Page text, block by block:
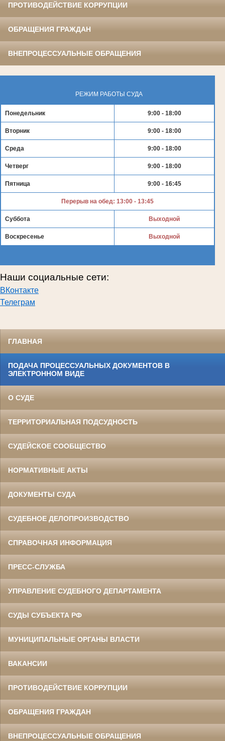
ПРОТИВОДЕЙСТВИЕ КОРРУПЦИИ
ОБРАЩЕНИЯ ГРАЖДАН
ВНЕПРОЦЕССУАЛЬНЫЕ ОБРАЩЕНИЯ
РЕЖИМ РАБОТЫ СУДА
Понедельник 9:00 - 18:00
Вторник 9:00 - 18:00
Среда 9:00 - 18:00
Четверг 9:00 - 18:00
Пятница 9:00 - 16:45
Перерыв на обед: 13:00 - 13:45
Суббота Выходной
Воскресенье Выходной
Наши социальные сети:
ВКонтакте
Телеграм
ГЛАВНАЯ
ПОДАЧА ПРОЦЕССУАЛЬНЫХ ДОКУМЕНТОВ В
ЭЛЕКТРОННОМ ВИДЕ
О СУДЕ
ТЕРРИТОРИАЛЬНАЯ ПОДСУДНОСТЬ
СУДЕЙСКОЕ СООБЩЕСТВО
НОРМАТИВНЫЕ АКТЫ
ДОКУМЕНТЫ СУДА
СУДЕБНОЕ ДЕЛОПРОИЗВОДСТВО
СПРАВОЧНАЯ ИНФОРМАЦИЯ
ПРЕСС-СЛУЖБА
УПРАВЛЕНИЕ СУДЕБНОГО ДЕПАРТАМЕНТА
СУДЫ СУБЪЕКТА РФ
МУНИЦИПАЛЬНЫЕ ОРГАНЫ ВЛАСТИ
ВАКАНСИИ
ПРОТИВОДЕЙСТВИЕ КОРРУПЦИИ
ОБРАЩЕНИЯ ГРАЖДАН
ВНЕПРОЦЕССУАЛЬНЫЕ ОБРАЩЕНИЯ